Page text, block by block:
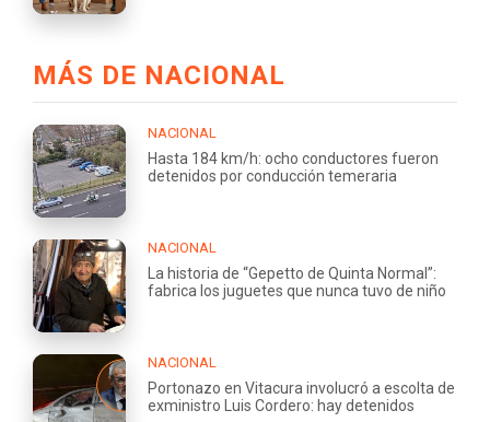
MÁS DE NACIONAL
NACIONAL
Hasta 184 km/h: ocho conductores fueron
detenidos por conducción temeraria
NACIONAL
La historia de “Gepetto de Quinta Normal”:
fabrica los juguetes que nunca tuvo de niño
NACIONAL
Portonazo en Vitacura involucró a escolta de
exministro Luis Cordero: hay detenidos